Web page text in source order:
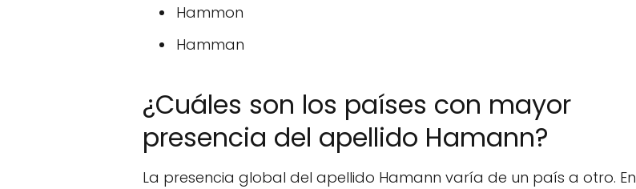
Hammon
Hamman
¿Cuáles son los países con mayor
presencia del apellido Hamann?
La presencia global del apellido Hamann varía de un país a otro. En